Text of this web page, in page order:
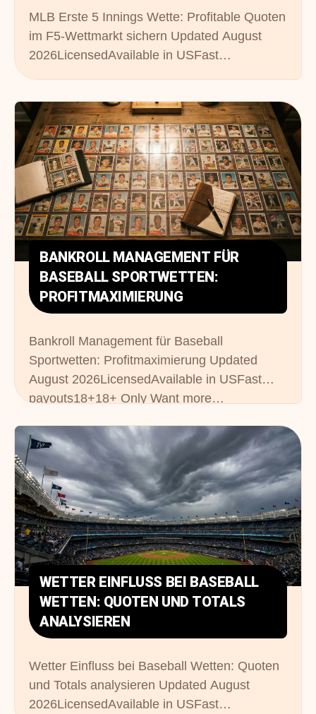
MLB Erste 5 Innings Wette: Profitable Quoten
im F5-Wettmarkt sichern Updated August
2026LicensedAvailable in USFast…
BANKROLL MANAGEMENT FÜR
BASEBALL SPORTWETTEN:
PROFITMAXIMIERUNG
Bankroll Management für Baseball
Sportwetten: Profitmaximierung Updated
August 2026LicensedAvailable in USFast
payouts18+18+ Only Want more…
WETTER EINFLUSS BEI BASEBALL
WETTEN: QUOTEN UND TOTALS
ANALYSIEREN
Wetter Einfluss bei Baseball Wetten: Quoten
und Totals analysieren Updated August
2026LicensedAvailable in USFast